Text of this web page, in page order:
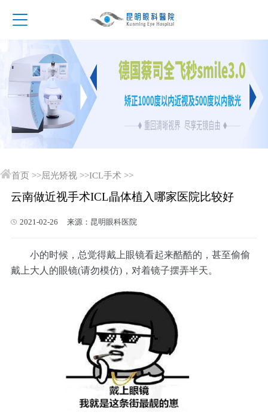
首页 >>屈光矫视 >>ICL手术 >>
云南做近视手术ICL晶体植入哪家医院比较好
2021-02-26 来源：昆明眼科医院
小的时候，总觉得戴上眼镜看起来酷酷的，甚至偷偷
戴上大人的眼镜(请勿模仿)，对着镜子摆弄半天。